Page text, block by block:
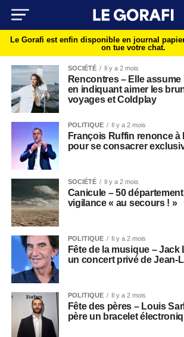
Le Gorafi est enfin disponible en journal
on tue votre chat.
SOCIÉTÉ Il y a 2 mois
Rencontres – Elle assume
en indiquant aimer les
voyages et Coldplay
POLITIQUE Il y a 2 mois
François Ruffin renonce à
pour se consacrer
SOCIÉTÉ Il y a 2 mois
Canicule – 50
vigilance « au secours ! »
POLITIQUE Il y a 2 mois
Fête de la musique – Jack
un concert privé de Jean-
POLITIQUE Il y a 2 mois
Fête des pères – Louis
père un bracelet